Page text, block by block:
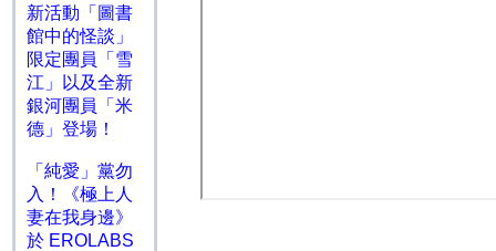
新活動「圖書
館中的怪談」
限定團員「雪
江」以及全新
銀河團員「米
德」登場！
「純愛」黨勿
入！《極上人
妻在我身邊》
於 EROLABS